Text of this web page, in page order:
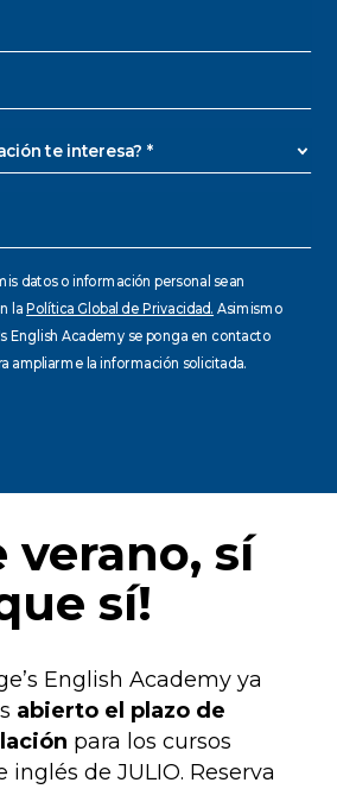
datos o información personal sean
laPolítica Global de Privacidad. Asimismo
English Academy se ponga en contacto
ampliarme la información solicitada.
verano, sí
sí!
English Academy ya
abierto el plazo de
para los cursos
inglés de JULIO. Reserva